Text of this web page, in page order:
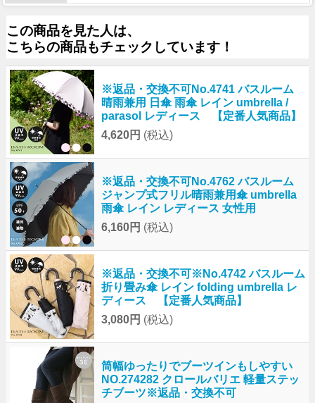
この商品を見た人は、
こちらの商品もチェックしています！
※返品・交換不可No.4741 バスルーム
晴雨兼用 日傘 雨傘 レイン umbrella /
parasol レディース 【定番人気商品】
4,620円 (税込)
※返品・交換不可No.4762 バスルーム
ジャンプ式フリル晴雨兼用傘 umbrella
雨傘 レイン レディース 女性用
6,160円 (税込)
※返品・交換不可※No.4742 バスルーム
折り畳み傘 レイン folding umbrella レ
ディース 【定番人気商品】
3,080円 (税込)
筒幅ゆったりでブーツインもしやすい
NO.274282 クロールバリエ 軽量ステッ
チブーツ※返品・交換不可